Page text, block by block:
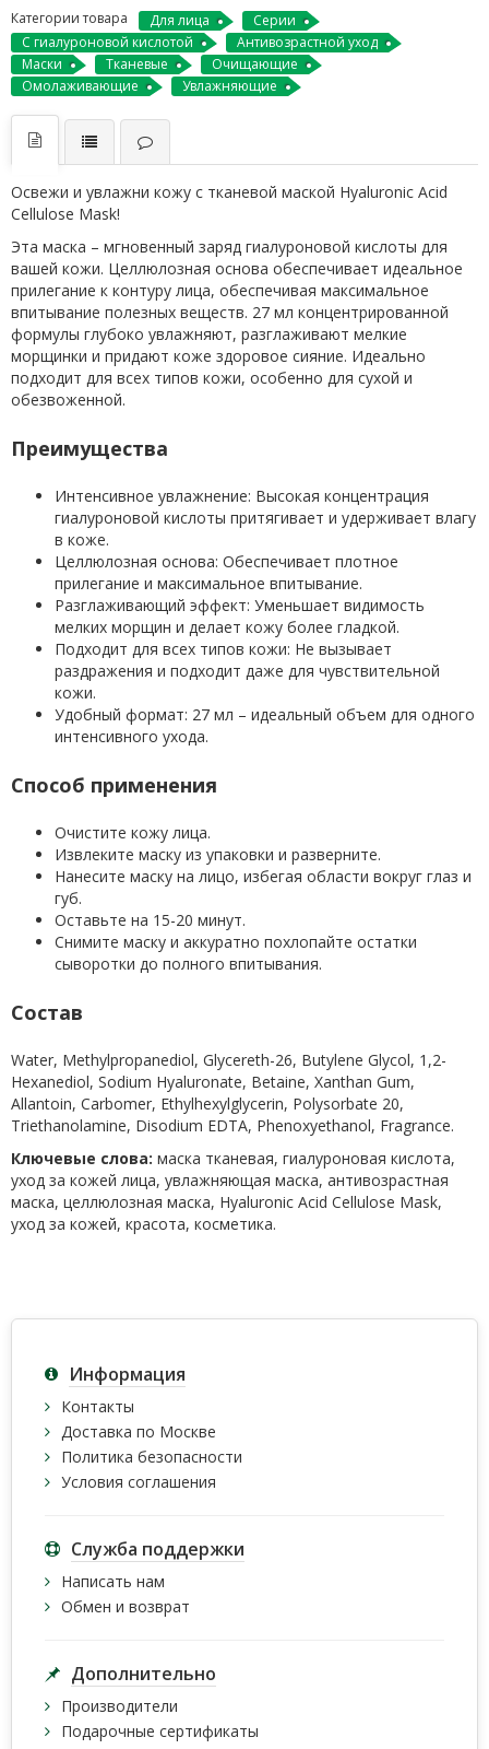
Категории товара Для лица
Серии
С гиалуроновой кислотой
Антивозрастной уход
Маски
Тканевые
Очищающие
Омолаживающие
Увлажняющие
Освежи и увлажни кожу с тканевой маской Hyaluronic Acid
Cellulose Mask!
Эта маска – мгновенный заряд гиалуроновой кислоты для
вашей кожи. Целлюлозная основа обеспечивает идеальное
прилегание к контуру лица, обеспечивая максимальное
впитывание полезных веществ. 27 мл концентрированной
формулы глубоко увлажняют, разглаживают мелкие
морщинки и придают коже здоровое сияние. Идеально
подходит для всех типов кожи, особенно для сухой и
обезвоженной.
Преимущества
Интенсивное увлажнение: Высокая концентрация
гиалуроновой кислоты притягивает и удерживает влагу
в коже.
Целлюлозная основа: Обеспечивает плотное
прилегание и максимальное впитывание.
Разглаживающий эффект: Уменьшает видимость
мелких морщин и делает кожу более гладкой.
Подходит для всех типов кожи: Не вызывает
раздражения и подходит даже для чувствительной
кожи.
Удобный формат: 27 мл – идеальный объем для одного
интенсивного ухода.
Способ применения
Очистите кожу лица.
Извлеките маску из упаковки и разверните.
Нанесите маску на лицо, избегая области вокруг глаз и
губ.
Оставьте на 15-20 минут.
Снимите маску и аккуратно похлопайте остатки
сыворотки до полного впитывания.
Состав
Water, Methylpropanediol, Glycereth-26, Butylene Glycol, 1,2-
Hexanediol, Sodium Hyaluronate, Betaine, Xanthan Gum,
Allantoin, Carbomer, Ethylhexylglycerin, Polysorbate 20,
Triethanolamine, Disodium EDTA, Phenoxyethanol, Fragrance.
Ключевые слова: маска тканевая, гиалуроновая кислота,
уход за кожей лица, увлажняющая маска, антивозрастная
маска, целлюлозная маска, Hyaluronic Acid Cellulose Mask,
уход за кожей, красота, косметика.
Информация
Контакты
Доставка по Москве
Политика безопасности
Условия соглашения
Служба поддержки
Написать нам
Обмен и возврат
Дополнительно
Производители
Подарочные сертификаты